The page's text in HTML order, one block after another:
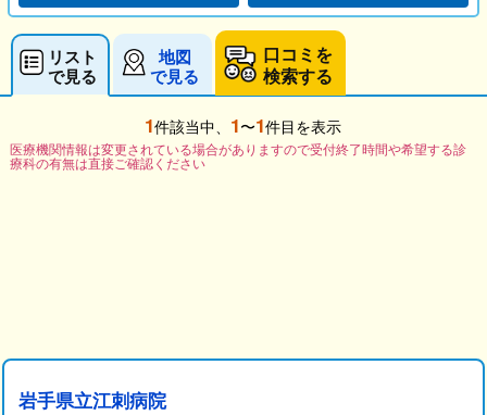
リスト
で見る
地図
で見る
口コミを
検索する
1件該当中、 1〜1件目を表示
医療機関情報は変更されている場合がありますので受付終了時間や希望する診
療科の有無は直接ご確認ください
岩手県立江刺病院